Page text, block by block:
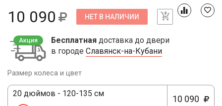
10 090 НЕТ В НАЛИЧИИ
Акция Бесплатная доставка до двери
в городе Славянск-на-Кубани
Размер колеса и цвет
20 дюймов - 120-135 см
10 090